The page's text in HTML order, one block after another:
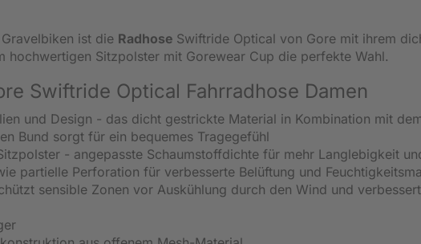
ist die Radhose Swiftride Optical von Gore mit ihrem
hochwertigen Sitzpolster mit Gorewear Cup die perfekte Wahl.
Swiftride Optical Fahrradhose Damen
und Design - das dicht gestrickte Material in Kombination mit
Bund sorgt für ein bequemes Tragegefühl
- angepasste Schaumstoffdichte für mehr Langlebigkeit
partielle Perforation für verbesserte Belüftung und
sensible Zonen vor Auskühlung durch den Wind und